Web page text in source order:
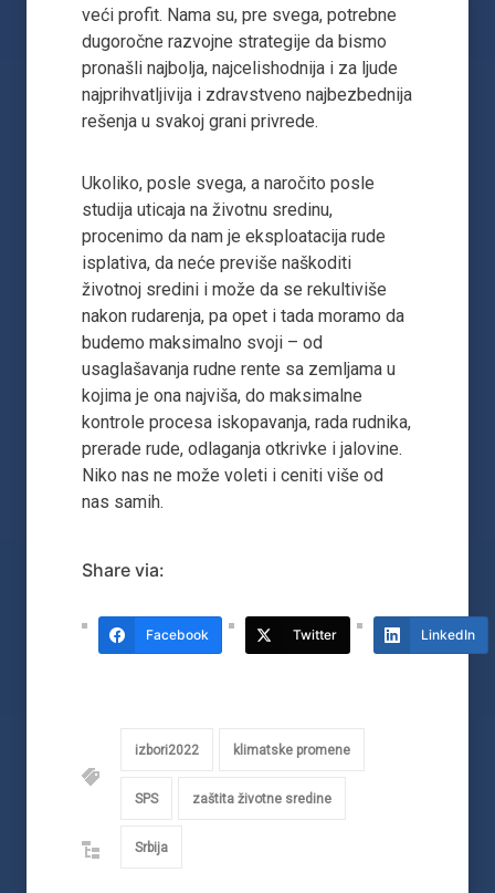
veći profit. Nama su, pre svega, potrebne
dugoročne razvojne strategije da bismo
pronašli najbolja, najcelishodnija i za ljude
najprihvatljivija i zdravstveno najbezbednija
rešenja u svakoj grani privrede.
Ukoliko, posle svega, a naročito posle
studija uticaja na životnu sredinu,
procenimo da nam je eksploatacija rude
isplativa, da neće previše naškoditi
životnoj sredini i može da se rekultiviše
nakon rudarenja, pa opet i tada moramo da
budemo maksimalno svoji – od
usaglašavanja rudne rente sa zemljama u
kojima je ona najviša, do maksimalne
kontrole procesa iskopavanja, rada rudnika,
prerade rude, odlaganja otkrivke i jalovine.
Niko nas ne može voleti i ceniti više od
nas samih.
Share via:
Facebook Twitter LinkedIn
izbori2022 klimatske promene
SPS zaštita životne sredine
Srbija